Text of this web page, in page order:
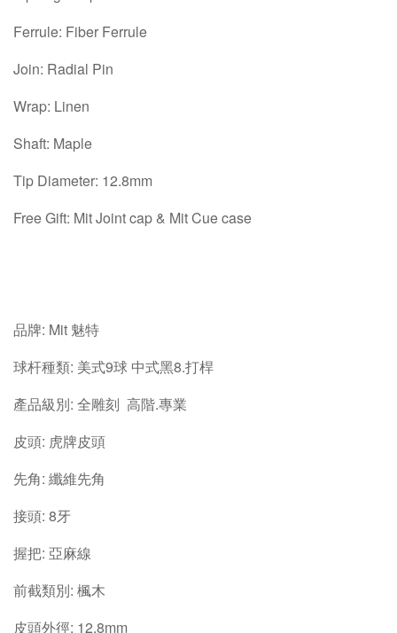
Ferrule: Fiber Ferrule
Join: Radial Pin
Wrap: Linen
Shaft: Maple
Tip Diameter: 12.8mm
Free Gift: Mit Joint cap & Mit Cue case
品牌: Mit 魅特
球杆種類: 美式9球 中式黑8.打桿
產品級別: 全雕刻 高階.專業
皮頭: 虎牌皮頭
先角: 纖維先角
接頭: 8牙
握把: 亞麻線
前截類別: 楓木
皮頭外徑: 12.8mm